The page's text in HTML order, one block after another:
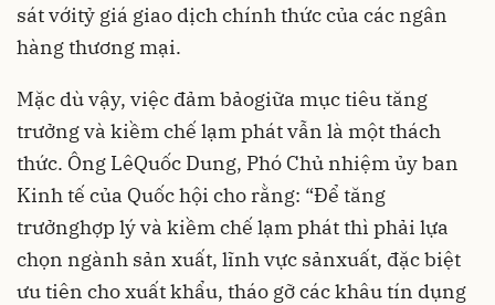
sát vớitỷ giá giao dịch chính thức của các ngân
hàng thương mại.
Mặc dù vậy, việc đảm bảogiữa mục tiêu tăng
trưởng và kiềm chế lạm phát vẫn là một thách
thức. Ông LêQuốc Dung, Phó Chủ nhiệm ủy ban
Kinh tế của Quốc hội cho rằng: “Để tăng
trưởnghợp lý và kiềm chế lạm phát thì phải lựa
chọn ngành sản xuất, lĩnh vực sảnxuất, đặc biệt
ưu tiên cho xuất khẩu, tháo gỡ các khâu tín dụng